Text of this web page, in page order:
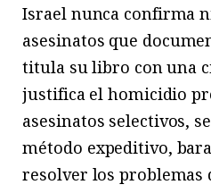
Israel nunca confirma
asesinatos que
titula su libro con una
justifica el homicidio
asesinatos selectivos,
método expeditivo,
resolver los problemas